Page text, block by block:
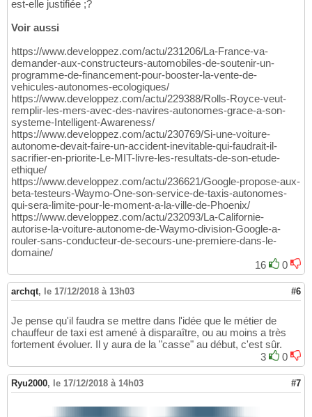
est-elle justifiée ;?
Voir aussi
https://www.developpez.com/actu/231206/La-France-va-
demander-aux-constructeurs-automobiles-de-soutenir-un-
programme-de-financement-pour-booster-la-vente-de-
vehicules-autonomes-ecologiques/
https://www.developpez.com/actu/229388/Rolls-Royce-veut-
remplir-les-mers-avec-des-navires-autonomes-grace-a-son-
systeme-Intelligent-Awareness/
https://www.developpez.com/actu/230769/Si-une-voiture-
autonome-devait-faire-un-accident-inevitable-qui-faudrait-il-
sacrifier-en-priorite-Le-MIT-livre-les-resultats-de-son-etude-
ethique/
https://www.developpez.com/actu/236621/Google-propose-aux-
beta-testeurs-Waymo-One-son-service-de-taxis-autonomes-
qui-sera-limite-pour-le-moment-a-la-ville-de-Phoenix/
https://www.developpez.com/actu/232093/La-Californie-
autorise-la-voiture-autonome-de-Waymo-division-Google-a-
rouler-sans-conducteur-de-secours-une-premiere-dans-le-
domaine/
16
0
archqt, le 17/12/2018 à 13h03 #6
Je pense qu'il faudra se mettre dans l'idée que le métier de
chauffeur de taxi est amené à disparaître, ou au moins a très
fortement évoluer. Il y aura de la "casse" au début, c'est sûr.
3
0
Ryu2000, le 17/12/2018 à 14h03 #7